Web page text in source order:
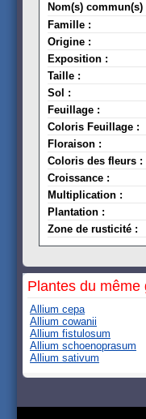
Nom(s) commun(s)
Famille :
Origine :
Exposition :
Taille :
Sol :
Feuillage :
Coloris Feuillage :
Floraison :
Coloris des fleurs :
Croissance :
Multiplication :
Plantation :
Zone de rusticité :
Plantes du même
Allium cepa
Allium cowanii
Allium fistulosum
Allium schoenoprasum
Allium sativum